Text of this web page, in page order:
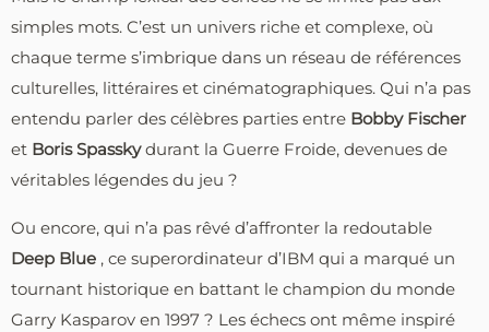
simples mots. C’est un univers riche et complexe, où
chaque terme s’imbrique dans un réseau de références
culturelles, littéraires et cinématographiques. Qui n’a pas
entendu parler des célèbres parties entre Bobby Fischer
et Boris Spasskydurant la Guerre Froide, devenues de
véritables légendes du jeu ?
Ou encore, qui n’a pas rêvé d’affronter la redoutable
Deep Blue , ce superordinateur d’IBM qui a marqué un
tournant historique en battant le champion du monde
Garry Kasparov en 1997 ? Les échecs ont même inspiré